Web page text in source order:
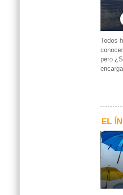
Todos
pero
EL